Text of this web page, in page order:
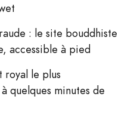
: le site bouddhiste
accessible à pied
royal le plus
quelques minutes de